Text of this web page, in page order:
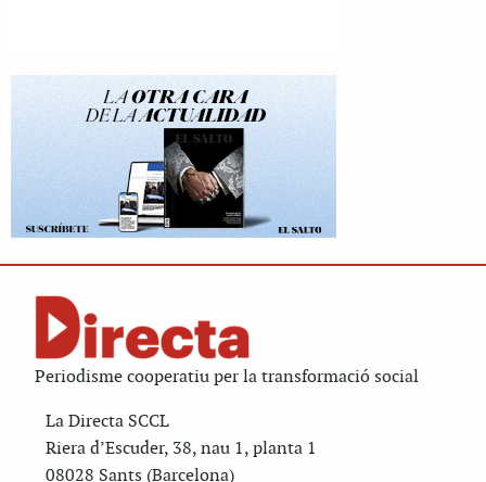
Periodisme cooperatiu per la transformació social
La Directa SCCL
Riera d’Escuder, 38, nau 1, planta 1
08028 Sants (Barcelona)